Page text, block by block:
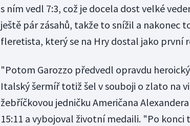
s ním vedl 7:3, což je docela dost velké
ještě pár zásahů, takže to snížil a nakonec
fleretista, který se na Hry dostal jako první
"Potom Garozzo předvedl opravdu
Italský šermíř totiž šel v souboji o zlato na
žebříčkovou jedničku Američana
15:11 a vybojoval životní medaili. "Po konci